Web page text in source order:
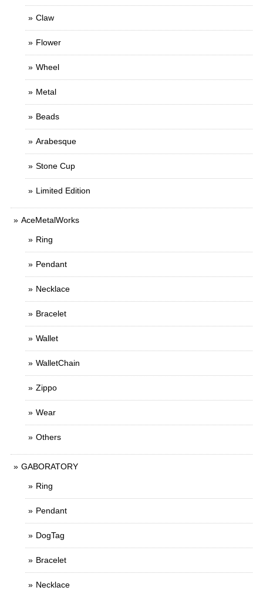
Claw
Flower
Wheel
Metal
Beads
Arabesque
Stone Cup
Limited Edition
AceMetalWorks
Ring
Pendant
Necklace
Bracelet
Wallet
WalletChain
Zippo
Wear
Others
GABORATORY
Ring
Pendant
DogTag
Bracelet
Necklace